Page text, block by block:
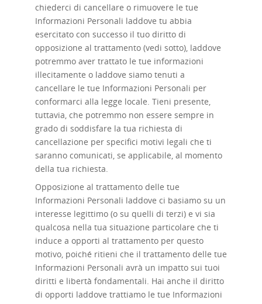
chiederci di cancellare o rimuovere le tue
Informazioni Personali laddove tu abbia
esercitato con successo il tuo diritto di
opposizione al trattamento (vedi sotto), laddove
potremmo aver trattato le tue informazioni
illecitamente o laddove siamo tenuti a
cancellare le tue Informazioni Personali per
conformarci alla legge locale. Tieni presente,
tuttavia, che potremmo non essere sempre in
grado di soddisfare la tua richiesta di
cancellazione per specifici motivi legali che ti
saranno comunicati, se applicabile, al momento
della tua richiesta.
Opposizione al trattamento delle tue
Informazioni Personali laddove ci basiamo su un
interesse legittimo (o su quelli di terzi) e vi sia
qualcosa nella tua situazione particolare che ti
induce a opporti al trattamento per questo
motivo, poiché ritieni che il trattamento delle tue
Informazioni Personali avrà un impatto sui tuoi
diritti e libertà fondamentali. Hai anche il diritto
di opporti laddove trattiamo le tue Informazioni